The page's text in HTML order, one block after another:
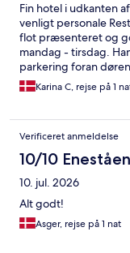
Fin hotel i udkanten
venligt personale
flot præsenteret og
mandag - tirsdag.
parkering foran
Karina C, rejse på 1
Verificeret anmeldelse
10/10
10. jul. 2026
Alt godt!
Asger, rejse på 1 nat